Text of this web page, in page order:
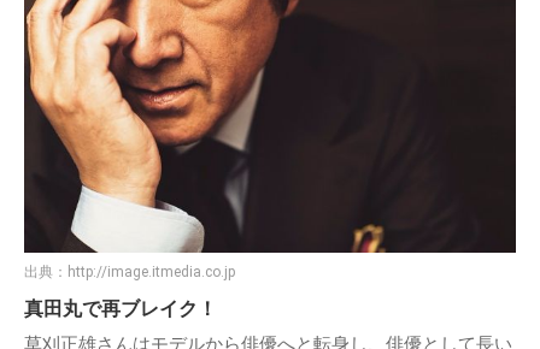
出典： http://image.itmedia.co.jp
真田丸で再ブレイク！